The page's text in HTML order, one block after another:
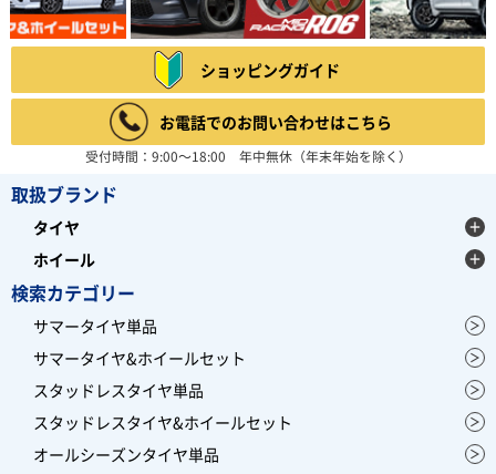
ショッピングガイド
お電話でのお問い合わせはこちら
受付時間：9:00～18:00 年中無休（年末年始を除く）
取扱ブランド
タイヤ
ホイール
検索カテゴリー
サマータイヤ単品
サマータイヤ&ホイールセット
スタッドレスタイヤ単品
スタッドレスタイヤ&ホイールセット
オールシーズンタイヤ単品